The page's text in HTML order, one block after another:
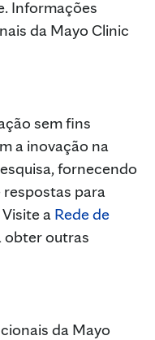
Informações
da Mayo Clinic
sem fins
a inovação na
fornecendo
para
a Rede de
obter outras
da Mayo